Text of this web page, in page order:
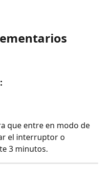
que entre en modo de
el interruptor o
3 minutos.